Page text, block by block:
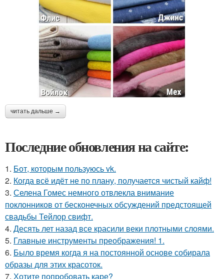
читать дальше →
Последние обновления на сайте:
1. Бот, которым пользуюсь vk.
2. Когда всё идёт не по плану, получается чистый кайф!
3. Селена Гомес немного отвлекла внимание
поклонников от бесконечных обсуждений предстоящей
свадьбы Тейлор свифт.
4. Десять лет назад все красили веки плотными слоями.
5. Главные инструменты преображения! 1.
6. Было время когда я на постоянной основе собирала
образы для этих красоток.
7. Хотите попробовать каре?